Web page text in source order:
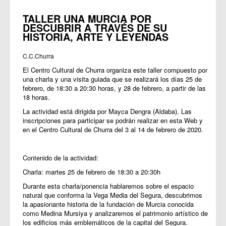
TALLER UNA MURCIA POR
DESCUBRIR A TRAVÉS DE SU
HISTORIA, ARTE Y LEYENDAS
C.C.Churra
El Centro Cultural de Churra organiza este taller compuesto por
una charla y una visita guiada que se realizará los días 25 de
febrero, de 18:30 a 20:30 horas, y 28 de febrero, a partir de las
18 horas.
La actividad está dirigida por Mayca Dengra (Aldaba). Las
inscripciones para participar se podrán realizar en esta Web y
en el Centro Cultural de Churra del 3 al 14 de febrero de 2020.
Contenido de la actividad:
Charla: martes 25 de febrero de 18:30 a 20:30h
Durante esta charla/ponencia hablaremos sobre el espacio
natural que conforma la Vega Media del Segura, descubrimos
la apasionante historia de la fundación de Murcia conocida
como Medina Mursiya y analizaremos el patrimonio artístico de
los edificios más emblemáticos de la capital del Segura.